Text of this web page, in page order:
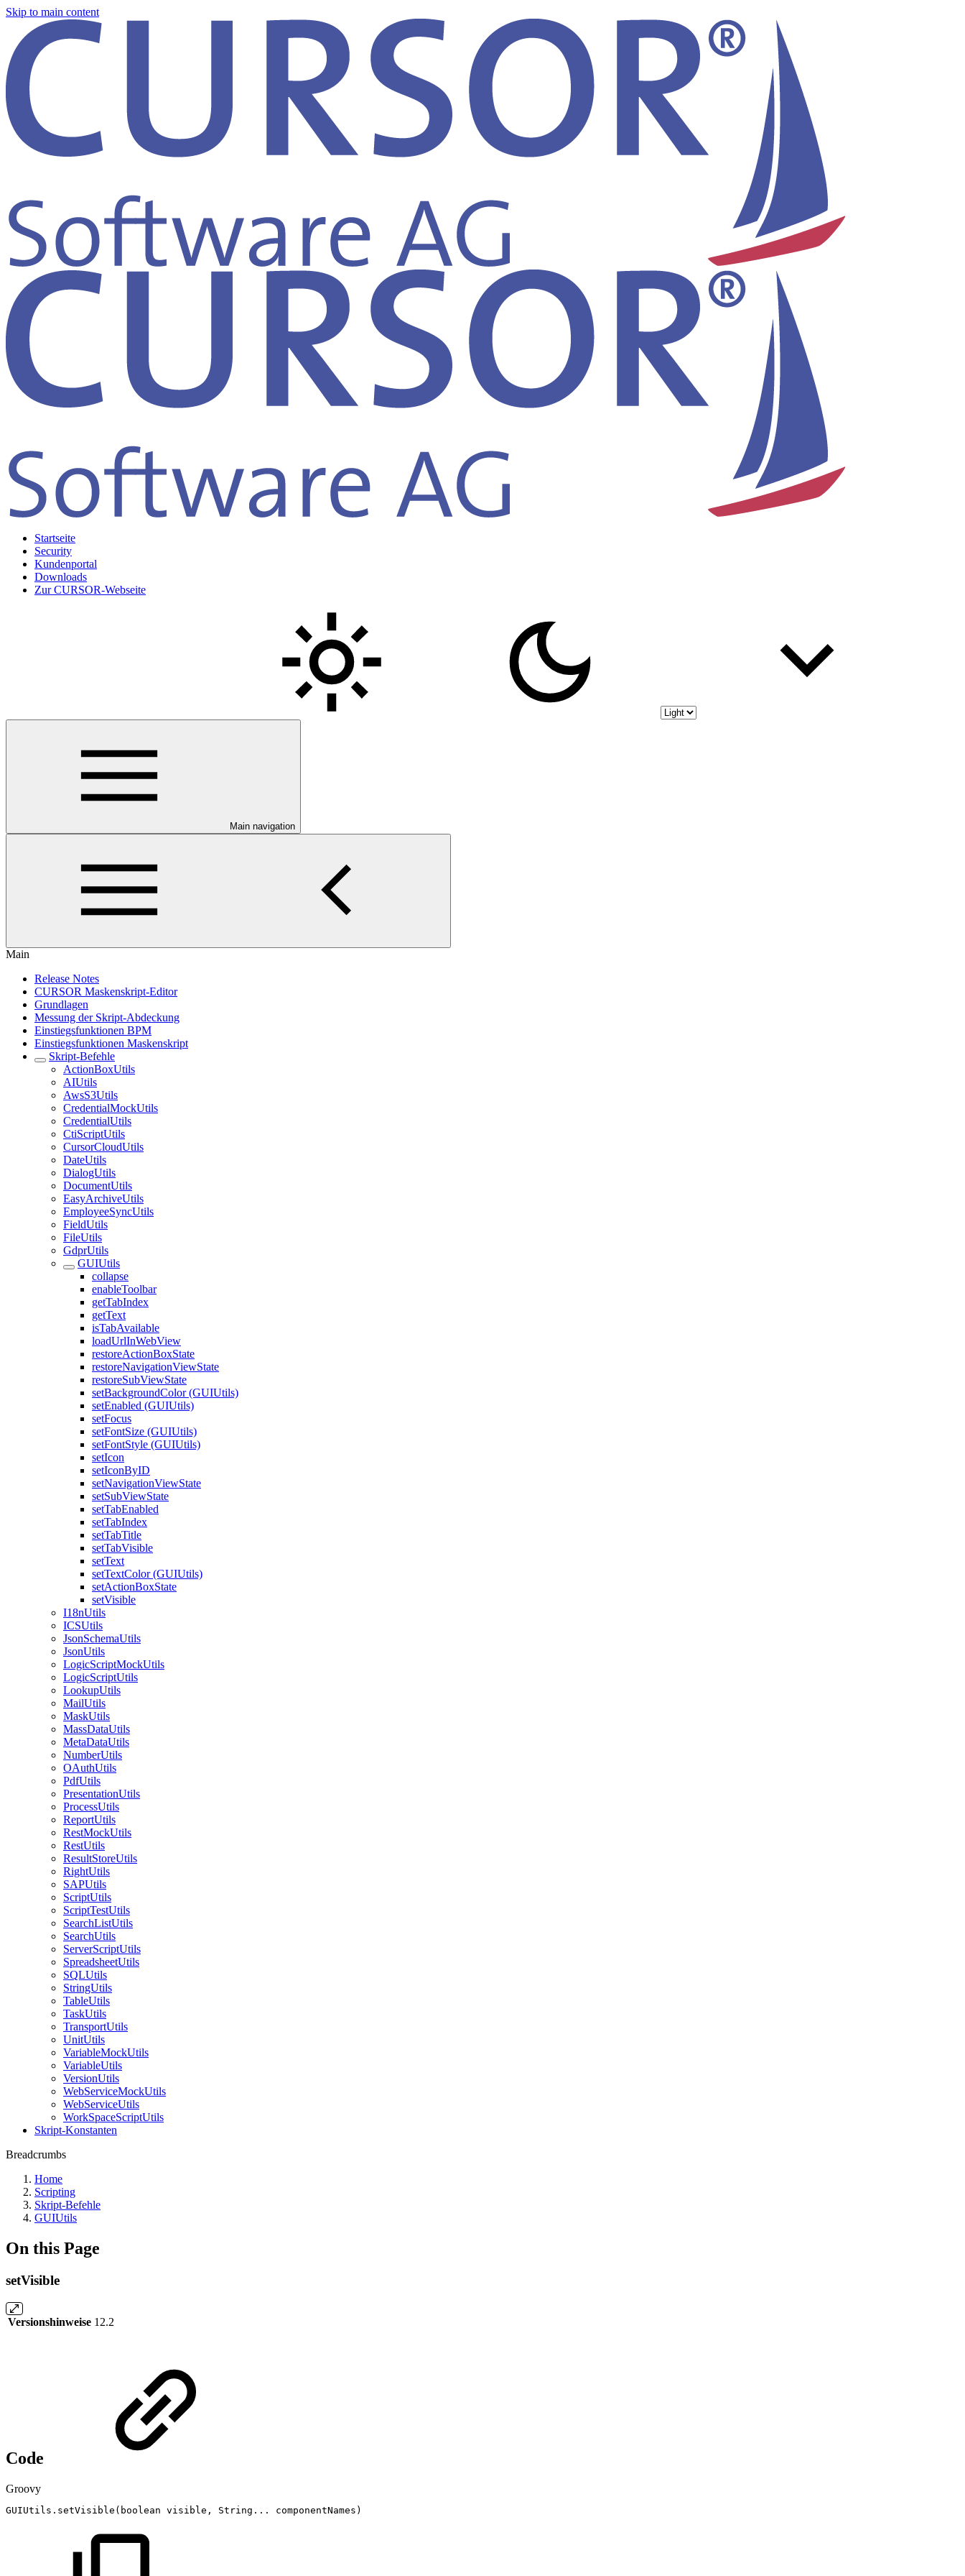
Skip to main content
Startseite
Security
Kundenportal
Downloads
Zur CURSOR-Webseite
Main navigation
Main
Release Notes
CURSOR Maskenskript-Editor
Grundlagen
Messung der Skript-Abdeckung
Einstiegsfunktionen BPM
Einstiegsfunktionen Maskenskript
Skript-Befehle
ActionBoxUtils
AIUtils
AwsS3Utils
CredentialMockUtils
CredentialUtils
CtiScriptUtils
CursorCloudUtils
DateUtils
DialogUtils
DocumentUtils
EasyArchiveUtils
EmployeeSyncUtils
FieldUtils
FileUtils
GdprUtils
GUIUtils
collapse
enableToolbar
getTabIndex
getText
isTabAvailable
loadUrlInWebView
restoreActionBoxState
restoreNavigationViewState
restoreSubViewState
setBackgroundColor (GUIUtils)
setEnabled (GUIUtils)
setFocus
setFontSize (GUIUtils)
setFontStyle (GUIUtils)
setIcon
setIconByID
setNavigationViewState
setSubViewState
setTabEnabled
setTabIndex
setTabTitle
setTabVisible
setText
setTextColor (GUIUtils)
setActionBoxState
setVisible
I18nUtils
ICSUtils
JsonSchemaUtils
JsonUtils
LogicScriptMockUtils
LogicScriptUtils
LookupUtils
MailUtils
MaskUtils
MassDataUtils
MetaDataUtils
NumberUtils
OAuthUtils
PdfUtils
PresentationUtils
ProcessUtils
ReportUtils
RestMockUtils
RestUtils
ResultStoreUtils
RightUtils
SAPUtils
ScriptUtils
ScriptTestUtils
SearchListUtils
SearchUtils
ServerScriptUtils
SpreadsheetUtils
SQLUtils
StringUtils
TableUtils
TaskUtils
TransportUtils
UnitUtils
VariableMockUtils
VariableUtils
VersionUtils
WebServiceMockUtils
WebServiceUtils
WorkSpaceScriptUtils
Skript-Konstanten
Breadcrumbs
Home
Scripting
Skript-Befehle
GUIUtils
On this Page
setVisible
Versionshinweise 12.2
Code
Groovy
GUIUtils . setVisible ( boolean visible , String ... componentNames )